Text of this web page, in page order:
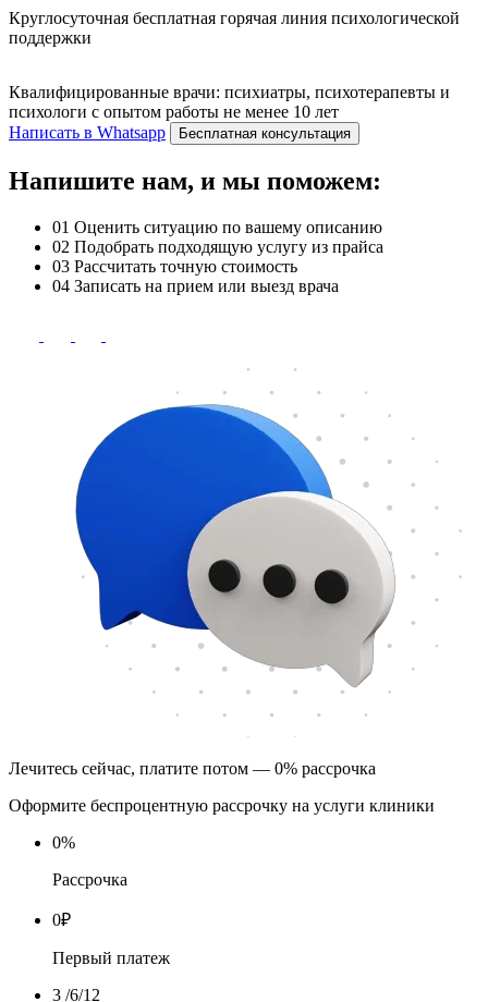
Круглосуточная бесплатная горячая линия психологической
поддержки
Квалифицированные врачи: психиатры, психотерапевты и
психологи с опытом работы не менее 10 лет
Написать в Whatsapp
Бесплатная консультация
Напишите нам, и мы поможем:
01 Оценить ситуацию по вашему описанию
02 Подобрать подходящую услугу из прайса
03 Рассчитать точную стоимость
04 Записать на прием или выезд врача
Лечитесь сейчас, платите потом — 0% рассрочка
Оформите беспроцентную рассрочку на услуги клиники
0%
Рассрочка
0₽
Первый платеж
3 /6/12